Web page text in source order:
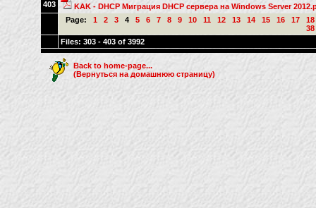
403
KAK - DHCP Миграция DHCP сервера на Windows Server
Page:
1 2 3 4 5 6 7 8 9 10 11 12 13 14 15 16 17
18
38
Files: 303 - 403 of 3992
Back to home-page...
(Вернуться на домашнюю страницу)